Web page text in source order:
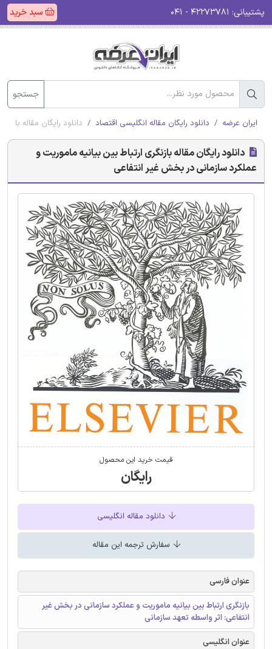
پشتیبانی: سبد خرید
جستجو
ایران عرضه دانلود رایگان مقاله انگلیسی اقتصاد دانلود رایگان مقاله
دانلود رایگان مقاله بازنگری ارتباط بین بیانیه ماموریت و
عملکرد سازمانی در بخش غیر انتفاعی
قیمت خرید این محصول
رایگان
دانلود مقاله انگلیسی
سفارش ترجمه این مقاله
عنوان فارسی
بازنگری ارتباط بین بیانیه ماموریت و عملکرد سازمانی در بخش غیر
انتفاعی: اثر واسطه تعهد سازمانی
عنوان انگلیسی